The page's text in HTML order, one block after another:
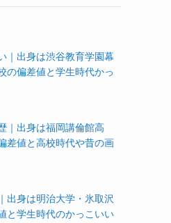
｜出身は渋谷教育学園幕
の偏差値と学生時代かっ
｜出身は福岡講倫館高
差値と高校時代や昔の画
出身は明治大学・氷取沢
と学生時代のかっこいい